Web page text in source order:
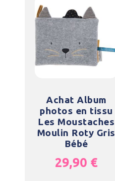
Achat Album
photos en tissu
Les Moustaches
Moulin Roty Gris
Bébé
29,90 €